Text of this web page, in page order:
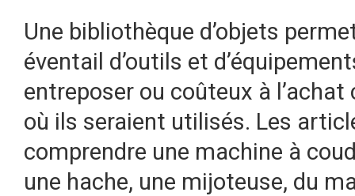
Une bibliothèque d’objets
éventail d’outils et
entreposer ou coûteux à
où ils seraient utilisés. Les
comprendre une machine à
une hache, une mijoteuse, du